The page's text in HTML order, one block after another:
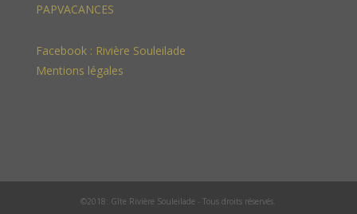
PAPVACANCES
Facebook : Rivière Souleilade
Mentions légales
©2018: Gîte Rivière Souleilade - Tous droits réservés.